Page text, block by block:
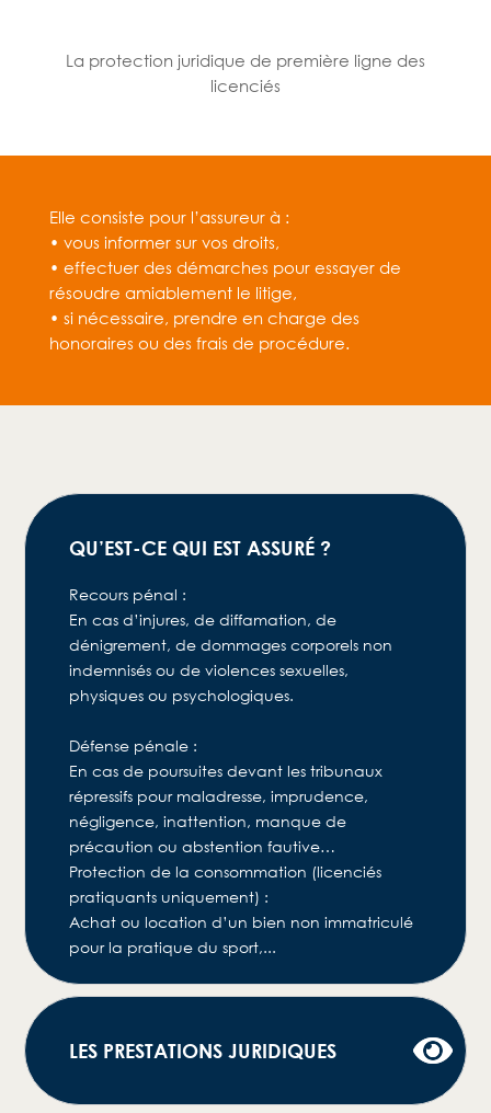
La protection juridique de première ligne des
licenciés
Elle consiste pour l’assureur à :
• vous informer sur vos droits,
• effectuer des démarches pour essayer de
résoudre amiablement le litige,
• si nécessaire, prendre en charge des
honoraires ou des frais de procédure.
QU’EST-CE QUI EST ASSURÉ ?
Recours pénal :
En cas d’injures, de diffamation, de
dénigrement, de dommages corporels non
indemnisés ou de violences sexuelles,
physiques ou psychologiques.
Défense pénale :
En cas de poursuites devant les tribunaux
répressifs pour maladresse, imprudence,
négligence, inattention, manque de
précaution ou abstention fautive…
Protection de la consommation (licenciés
pratiquants uniquement) :
Achat ou location d’un bien non immatriculé
pour la pratique du sport,...
LES PRESTATIONS JURIDIQUES